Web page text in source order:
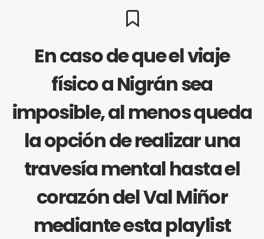
En caso de que el viaje
físico a Nigrán sea
imposible, al menos queda
la opción de realizar una
travesía mental hasta el
corazón del Val Miñor
mediante esta playlist